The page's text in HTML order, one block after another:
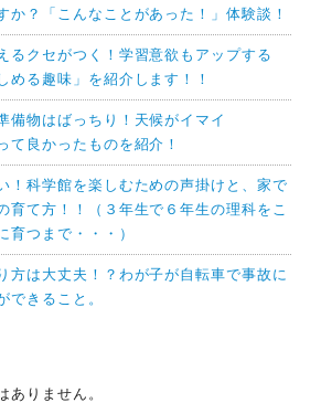
か？「こんなことがあった！」体験談！
るクセがつく！学習意欲もアップする
める趣味」を紹介します！！
備物はばっちり！天候がイマイ
て良かったものを紹介！
！科学館を楽しむための声掛けと、家で
育て方！！（３年生で６年生の理科をこ
育つまで・・・）
方は大丈夫！？わが子が自転車で事故に
できること。
ありません。